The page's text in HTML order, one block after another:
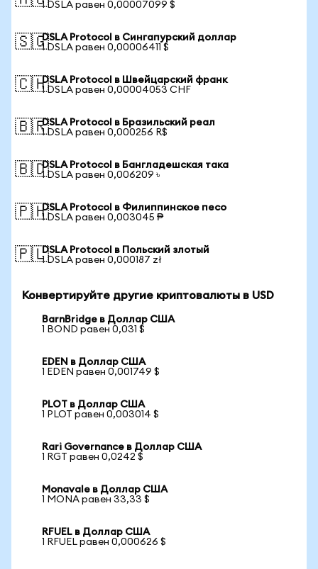
1 DSLA равен 0,00007099 $
🇸🇬DSLA Protocol в Сингапурский доллар
1 DSLA равен 0,00006411 $
🇨🇭DSLA Protocol в Швейцарский франк
1 DSLA равен 0,00004053 CHF
🇧🇷DSLA Protocol в Бразильский реал
1 DSLA равен 0,000256 R$
🇧🇩DSLA Protocol в Бангладешская така
1 DSLA равен 0,006209 ৳
🇵🇭DSLA Protocol в Филиппинское песо
1 DSLA равен 0,003045 ₱
🇵🇱DSLA Protocol в Польский злотый
1 DSLA равен 0,000187 zł
Конвертируйте другие криптовалюты в USD
BarnBridge в Доллар США
1 BOND равен 0,031 $
EDEN в Доллар США
1 EDEN равен 0,001749 $
PLOT в Доллар США
1 PLOT равен 0,003014 $
Rari Governance в Доллар США
1 RGT равен 0,0242 $
Monavale в Доллар США
1 MONA равен 33,33 $
RFUEL в Доллар США
1 RFUEL равен 0,000626 $